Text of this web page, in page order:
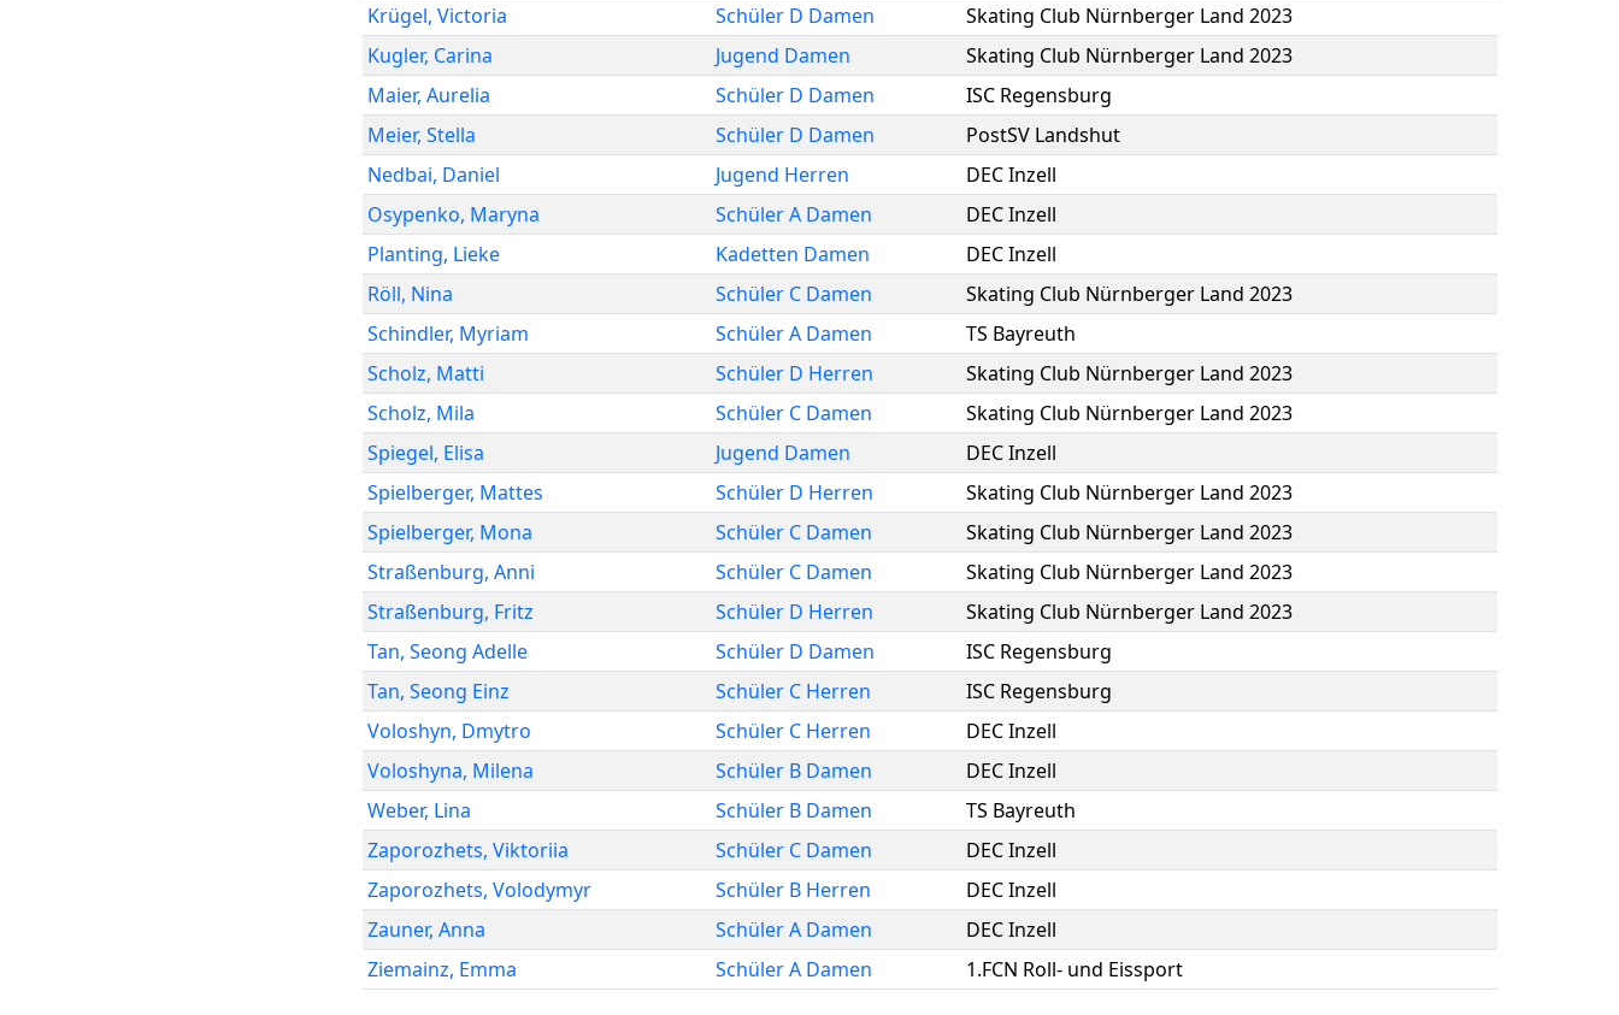
Krügel, Victoria Schüler D Damen
Skating Club Nürnberger Land 2023
Kugler, Carina Jugend Damen
Skating Club Nürnberger Land 2023
Maier, Aurelia Schüler D Damen
ISC Regensburg
Meier, Stella Schüler D Damen
PostSV Landshut
Nedbai, Daniel Jugend Herren
DEC Inzell
Osypenko, Maryna Schüler A Damen
DEC Inzell
Planting, Lieke Kadetten Damen
DEC Inzell
Röll, Nina Schüler C Damen
Skating Club Nürnberger Land 2023
Schindler, Myriam Schüler A Damen
TS Bayreuth
Scholz, Matti Schüler D Herren
Skating Club Nürnberger Land 2023
Scholz, Mila Schüler C Damen
Skating Club Nürnberger Land 2023
Spiegel, Elisa Jugend Damen
DEC Inzell
Spielberger, Mattes Schüler D Herren
Skating Club Nürnberger Land 2023
Spielberger, Mona Schüler C Damen
Skating Club Nürnberger Land 2023
Straßenburg, Anni Schüler C Damen
Skating Club Nürnberger Land 2023
Straßenburg, Fritz Schüler D Herren
Skating Club Nürnberger Land 2023
Tan, Seong Adelle Schüler D Damen
ISC Regensburg
Tan, Seong Einz Schüler C Herren
ISC Regensburg
Voloshyn, Dmytro Schüler C Herren
DEC Inzell
Voloshyna, Milena Schüler B Damen
DEC Inzell
Weber, Lina Schüler B Damen
TS Bayreuth
Zaporozhets, Viktoriia Schüler C Damen
DEC Inzell
Zaporozhets, Volodymyr Schüler B Herren
DEC Inzell
Zauner, Anna Schüler A Damen
DEC Inzell
Ziemainz, Emma Schüler A Damen 1.FCN Roll- und Eissport